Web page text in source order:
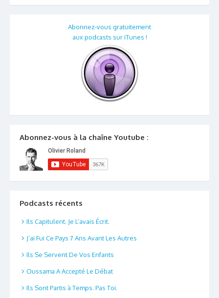
Abonnez-vous gratuitement
aux podcasts sur iTunes !
Abonnez-vous à la chaîne Youtube :
Podcasts récents
Ils Capitulent. Je L’avais Écrit.
J’ai Fui Ce Pays 7 Ans Avant Les Autres
Ils Se Servent De Vos Enfants
Oussama A Accepté Le Débat
Ils Sont Partis à Temps. Pas Toi.